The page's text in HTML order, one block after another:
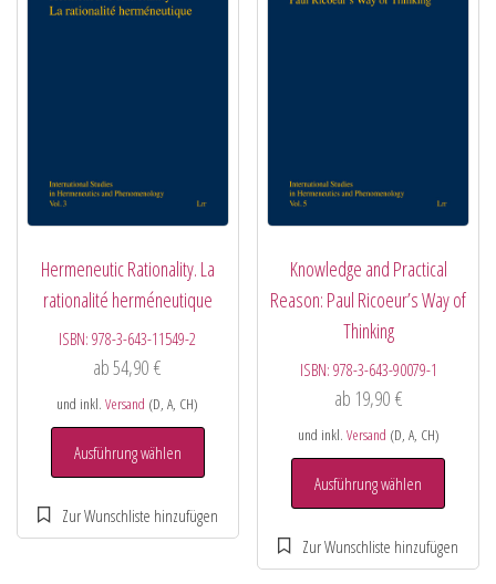
Hermeneutic Rationality. La
rationalité herméneutique
ISBN:978-3-643-11549-2
ab 54,90€
und inkl.Versand (D, A, CH)
Ausführung wählen
Knowledge and Practical
Reason: Paul Ricoeur’s Way of
Thinking
ISBN: 978-3-643-90079-1
ab 19,90 €
und inkl. Versand (D, A, CH)
Ausführung wählen